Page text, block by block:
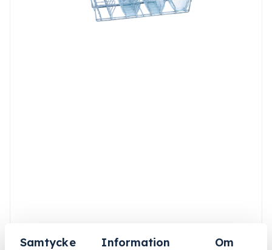
Samtycke Information Om